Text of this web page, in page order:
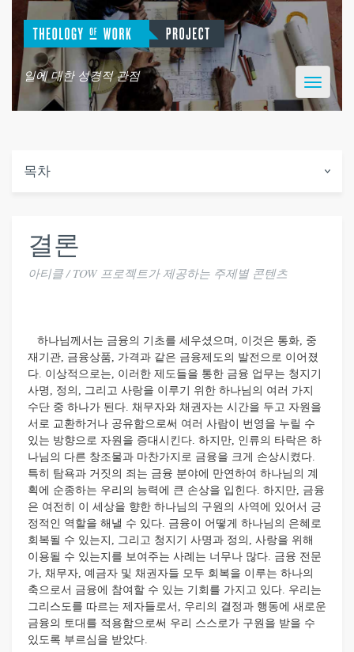
일에 대한 성경적 관점
Toggle
목차
결론
아티클 / TOW 프로젝트가 제공하는 주제별 콘텐츠
하나님께서는 금융의 기초를 세우셨으며, 이것은 통화, 중
재기관, 금융상품, 가격과 같은 금융제도의 발전으로 이어졌
다. 이상적으로는, 이러한 제도들을 통한 금융 업무는 청지기
사명, 정의, 그리고 사랑을 이루기 위한 하나님의 여러 가지
수단 중 하나가 된다. 채무자와 채권자는 시간을 두고 자원을
서로 교환하거나 공유함으로써 여러 사람이 번영을 누릴 수
있는 방향으로 자원을 증대시킨다. 하지만, 인류의 타락은 하
나님의 다른 창조물과 마찬가지로 금융을 크게 손상시켰다.
특히 탐욕과 거짓의 죄는 금융 분야에 만연하여 하나님의 계
획에 순종하는 우리의 능력에 큰 손상을 입힌다. 하지만, 금융
은 여전히 이 세상을 향한 하나님의 구원의 사역에 있어서 긍
정적인 역할을 해낼 수 있다. 금융이 어떻게 하나님의 은혜로
회복될 수 있는지, 그리고 청지기 사명과 정의, 사랑을 위해
이용될 수 있는지를 보여주는 사례는 너무나 많다. 금융 전문
가, 채무자, 예금자 및 채권자들 모두 회복을 이루는 하나의
축으로서 금융에 참여할 수 있는 기회를 가지고 있다. 우리는
그리스도를 따르는 제자들로서, 우리의 결정과 행동에 새로운
금융의 토대를 적용함으로써 우리 스스로가 구원을 받을 수
있도록 부르심을 받았다.